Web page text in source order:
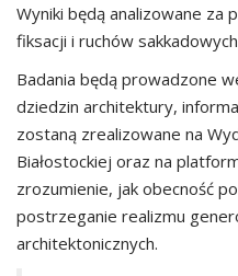
Wyniki będą analizowane za
fiksacji i ruchów
Badania będą prowadzone
dziedzin architektury,
zostaną zrealizowane na
Białostockiej oraz na
zrozumienie, jak obecność
postrzeganie realizmu
architektonicznych.